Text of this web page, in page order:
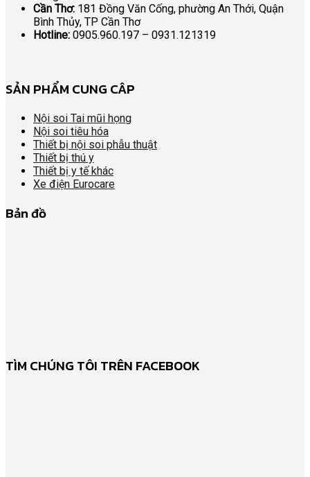
Cần Thơ: 181 Đồng Văn Cống, phường An Thới, Quận
Bình Thủy, TP Cần Thơ
Hotline: 0905.960.197 – 0931.121319
SẢN PHẨM CUNG CÂP
Nội soi Tai mũi họng
Nội soi tiêu hóa
Thiết bị nội soi phẫu thuật
Thiết bị thú y
Thiết bị y tế khác
Xe điện Eurocare
Bản đồ
TÌM CHÚNG TÔI TRÊN FACEBOOK